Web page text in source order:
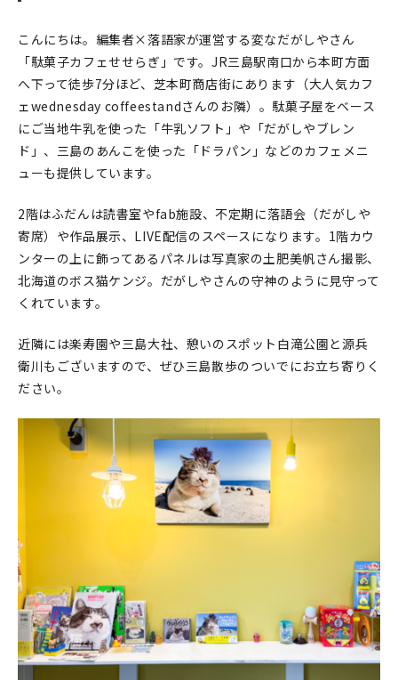
イベント・ワークショップ
ギャラリー
おしらせ
マイアカウント
カートを見る
お買い物ガイド
よくある質問
お問い合わせ
こんにちは。編集者×落語家が運営する変なだがしやさん
「駄菓子カフェせせらぎ」です。JR三島駅南口から本町方面
へ下って徒歩7分ほど、芝本町商店街にあります（大人気カフ
ェwednesday coffeestandさんのお隣）。駄菓子屋をベース
にご当地牛乳を使った「牛乳ソフト」や「だがしやブレン
ド」、三島のあんこを使った「ドラパン」などのカフェメニ
ューも提供しています。
2階はふだんは読書室やfab施設、不定期に落語会（だがしや
寄席）や作品展示、LIVE配信のスペースになります。1階カウ
ンターの上に飾ってあるパネルは写真家の土肥美帆さん撮影、
北海道のボス猫ケンジ。だがしやさんの守神のように見守って
くれています。
近隣には楽寿園や三島大社、憩いのスポット白滝公園と源兵
衛川もございますので、ぜひ三島散歩のついでにお立ち寄りく
ださい。